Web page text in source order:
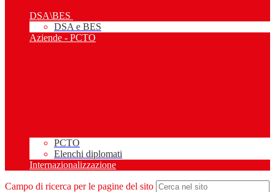
DSA\BES
DSA e BES
Aziende - PCTO
PCTO
Elenchi diplomati
Internazionalizzazione
Campo di ricerca per le pagine del sito